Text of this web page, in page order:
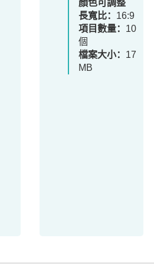
顏色可調整
長寬比： 16:9
項目數量： 10
個
檔案大小： 17
MB